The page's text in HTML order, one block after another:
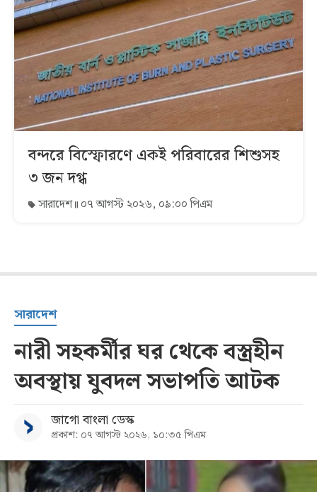
বন্দরে বিস্ফোরণে একই পরিবারের শিশুসহ
৩ জন দগ্ধ
সারাদেশ ০৭ আগস্ট ২০২৬, ০৯:০০ পিএম
সারাদেশ
নারী সহকর্মীর ঘর থেকে বস্ত্রহীন
অবস্থায় যুবদল সভাপতি আটক
জাগো বাংলা ডেস্ক
প্রকাশ: ০৭ আগস্ট ২০২৬, ১০:৩৫ পিএম